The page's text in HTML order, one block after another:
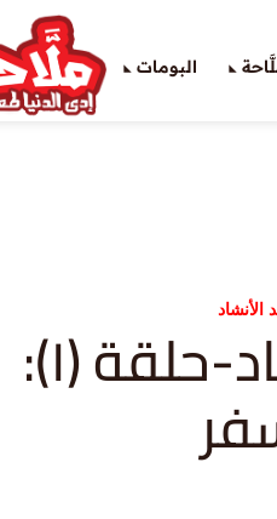
البومات
الأنشاد نشيد الأنشاد-حلقة (١):